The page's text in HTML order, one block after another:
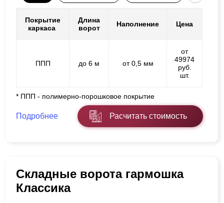
Покрытие
каркаса
Длина
ворот
Наполнение Цена
ППП до 6 м от 0,5 мм
от
49974
руб.
шт.
* ППП - полимерно-порошковое покрытие
Подробнее Расчитать стоимость
Складные ворота гармошка
Классика